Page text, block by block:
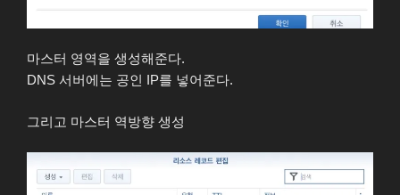
마스터 영역을 생성해준다.
DNS 서버에는 공인 IP를 넣어준다.
그리고 마스터 역방향 생성